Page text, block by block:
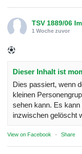
TSV 1889/06
1 Woche zuvor
Dieser Inhalt ist
Dies passiert, wenn
kleinen
sehen kann. Es
inzwischen gelöscht
View on Facebook · Share